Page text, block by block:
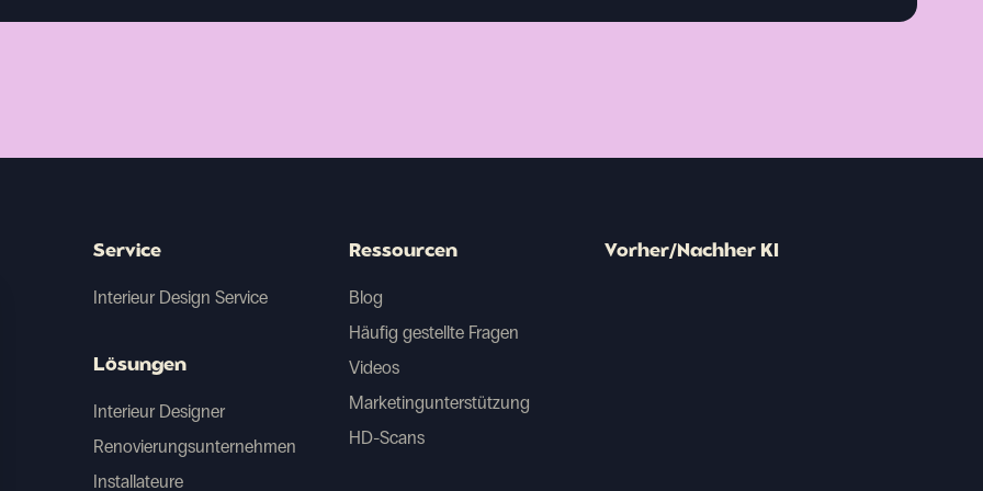
Service
Interieur Design Service
Lösungen
Interieur Designer
Renovierungsunternehmen
Installateure
Ressourcen
Blog
Häufig gestellte Fragen
Videos
Marketingunterstützung
HD-Scans
Vorher/Nachher KI